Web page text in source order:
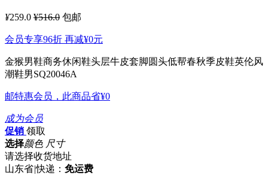
¥259.0 ¥516.0 包邮
会员专享96折 再减¥0元
金猴男鞋商务休闲鞋头层牛皮套脚圆头低帮春秋季皮鞋英伦风
潮鞋男SQ20046A
邮特惠会员，此商品省¥0
成为会员
促销 领取
选择颜色 尺寸
请选择收货地址
山东省|快递： 免运费